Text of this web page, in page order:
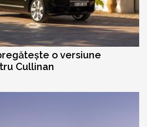
o versiune
Cullinan